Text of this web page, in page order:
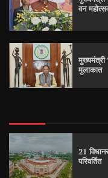
वन
मुलाकात
21
परिवर्तित